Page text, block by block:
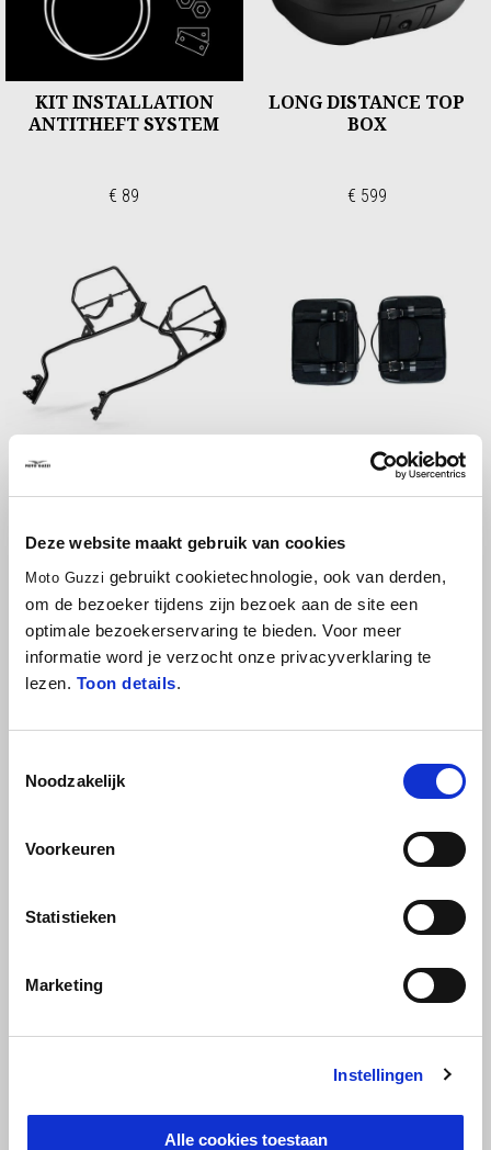
Deze website maakt gebruik van cookies
Moto Guzzi gebruikt cookietechnologie, ook van derden,
om de bezoeker tijdens zijn bezoek aan de site een
optimale bezoekerservaring te bieden. Voor meer
informatie word je verzocht onze privacyverklaring te
lezen. Toon details.
Noodzakelijk
Voorkeuren
Statistieken
Marketing
Instellingen
Alle cookies toestaan
KIT INSTALLATION
ANTITHEFT SYSTEM
€ 89
LONG DISTANCE TOP
BOX
€ 599
€ 329
QUICK RELEASE
TOURING SIDE BAGS
€ 699
REAR RACK REAR RACK